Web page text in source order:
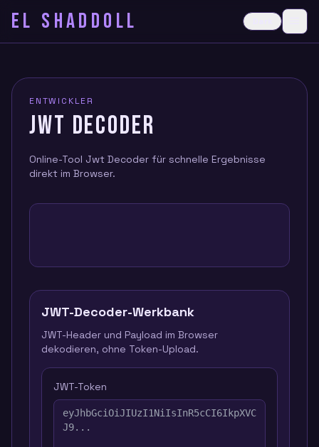
EL SHADDOLL
ENTWICKLER
JWT DECODER
Online-Tool Jwt Decoder für schnelle Ergebnisse
direkt im Browser.
JWT-Decoder-Werkbank
JWT-Header und Payload im Browser
dekodieren, ohne Token-Upload.
JWT-Token